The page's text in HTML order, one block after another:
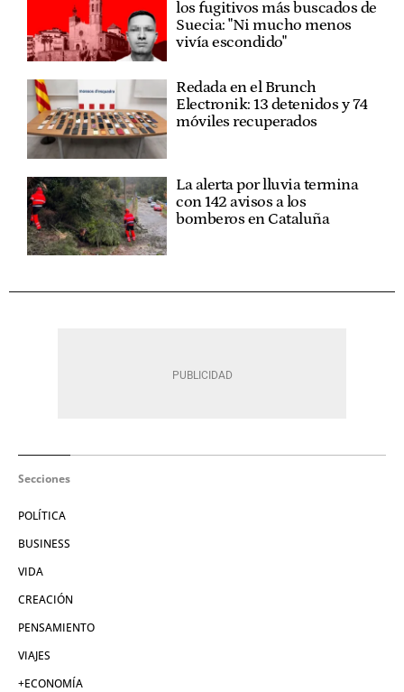
los fugitivos más buscados de
Suecia: "Ni mucho menos
vivía escondido"
Redada en el Brunch
Electronik: 13 detenidos y 74
móviles recuperados
La alerta por lluvia termina
con 142 avisos a los
bomberos en Cataluña
Secciones
POLÍTICA
BUSINESS
VIDA
CREACIÓN
PENSAMIENTO
VIAJES
+ECONOMÍA